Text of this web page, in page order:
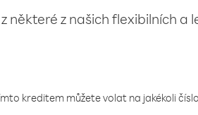
některé z našich flexibilních a
kreditem můžete volat na jakékoli